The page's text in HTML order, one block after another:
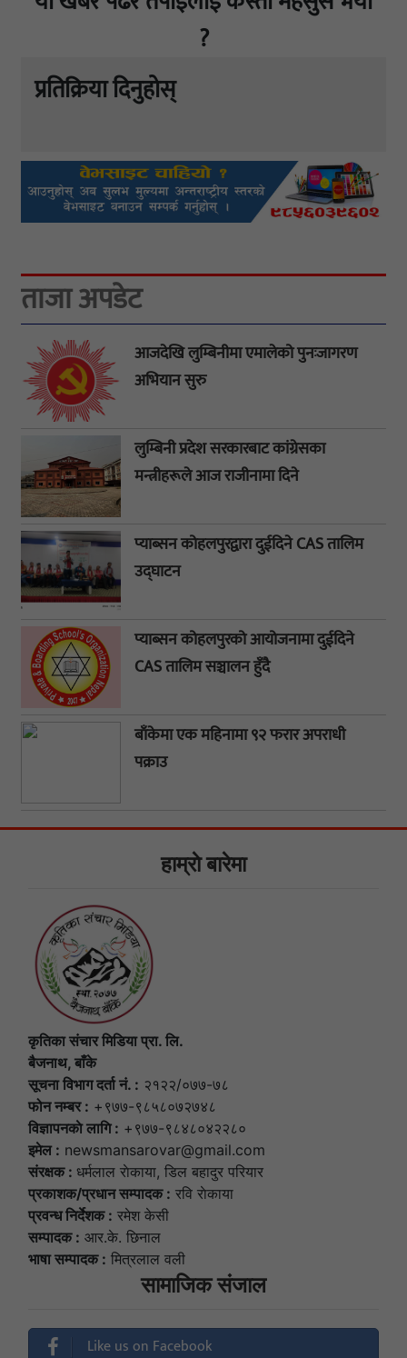
?
प्रतिक्रिया दिनुहोस्
ताजा अपडेट
आजदेखि लुम्बिनीमा एमालेको पुनःजागरण
अभियान सुरु
लुम्बिनी प्रदेश सरकारबाट कांग्रेसका
मन्त्रीहरूले आज राजीनामा दिने
प्याब्सन कोहलपुरद्वारा दुईदिने CAS तालिम
उद्घाटन
प्याब्सन कोहलपुरको आयोजनामा दुईदिने
CAS तालिम सञ्चालन हुँदै
बाँकेमा एक महिनामा ९२ फरार अपराधी
पक्राउ
हाम्राे बारेमा
कृतिका संचार मिडिया प्रा. लि.
बैजनाथ, बाँके
सूचना विभाग दर्ता नं. : २१२२/०७७-७८
फोन नम्बर : +९७७-९८५८०७२७४८
विज्ञापनकाे लागि : +९७७-९८४८०४२२८०
इमेल : newsmansarovar@gmail.com
संरक्षक : धर्मलाल राेकाया, डिल बहादुर परियार
प्रकाशक/प्रधान सम्पादक : रवि राेकाया
प्रवन्ध निर्देशक : रमेश केसी
सम्पादक : आर.के. छिनाल
भाषा सम्पादक : मित्रलाल वली
सामाजिक संजाल
Like us on Facebook